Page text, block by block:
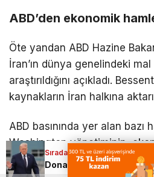
Sıradaki Haber
ABD’den ekonomik
Öte yandan ABD Hazine
İran’ın dünya genelindeki mal
araştırıldığını açıkladı.
kaynakların İran halkına
ABD basınında yer alan bazı
Washington yönetiminin,
Tahran üzerinde askeri